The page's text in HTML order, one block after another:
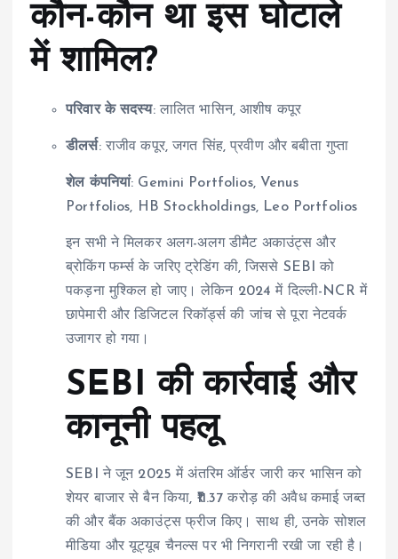
कौन-कौन था इस घोटाले
में शामिल?
परिवार के सदस्य: लालित भासिन, आशीष कपूर
डीलर्स: राजीव कपूर, जगत सिंह, प्रवीण और बबीता गुप्ता
शेल कंपनियां: Gemini Portfolios, Venus
Portfolios, HB Stockholdings, Leo Portfolios
इन सभी ने मिलकर अलग-अलग डीमैट अकाउंट्स और
ब्रोकिंग फर्म्स के जरिए ट्रेडिंग की, जिससे SEBI को
पकड़ना मुश्किल हो जाए। लेकिन 2024 में दिल्ली-NCR में
छापेमारी और डिजिटल रिकॉर्ड्स की जांच से पूरा नेटवर्क
उजागर हो गया।
SEBI की कार्रवाई और
कानूनी पहलू
SEBI ने जून 2025 में अंतरिम ऑर्डर जारी कर भासिन को
शेयर बाजार से बैन किया, ₹11.37 करोड़ की अवैध कमाई जब्त
की और बैंक अकाउंट्स फ्रीज किए। साथ ही, उनके सोशल
मीडिया और यूट्यूब चैनल्स पर भी निगरानी रखी जा रही है।